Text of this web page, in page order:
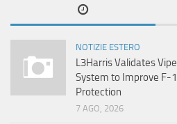
NOTIZIE ESTERO
L3Harris Validates
System to Improve F-
Protection
7 AGO, 2026